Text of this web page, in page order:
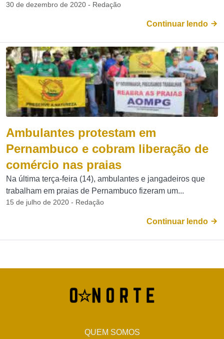
30 de dezembro de 2020 - Redação
Continuar lendo
Ambulantes protestam em
Pernambuco e cobram liberação de
comércio nas praias
Na última terça-feira (14), ambulantes e jangadeiros que
trabalham em praias de Pernambuco fizeram um...
15 de julho de 2020 - Redação
Continuar lendo
QUEM SOMOS